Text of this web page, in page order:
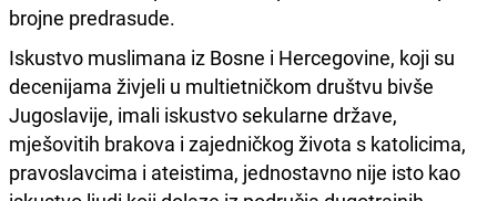
brojne predrasude.
Iskustvo muslimana iz Bosne i Hercegovine, koji su
decenijama živjeli u multietničkom društvu bivše
Jugoslavije, imali iskustvo sekularne države,
mješovitih brakova i zajedničkog života s katolicima,
pravoslavcima i ateistima, jednostavno nije isto kao